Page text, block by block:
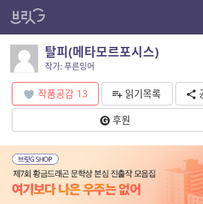
탈피(메타모르포시스)
작가: 푸른잉어
작품공감 13 읽기목록
후원